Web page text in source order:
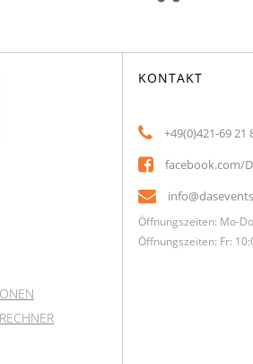
KONTAKT
+49(0)421-69 21
facebook.com/
Öffnungszeiten: Mo-
Öffnungszeiten: Fr: